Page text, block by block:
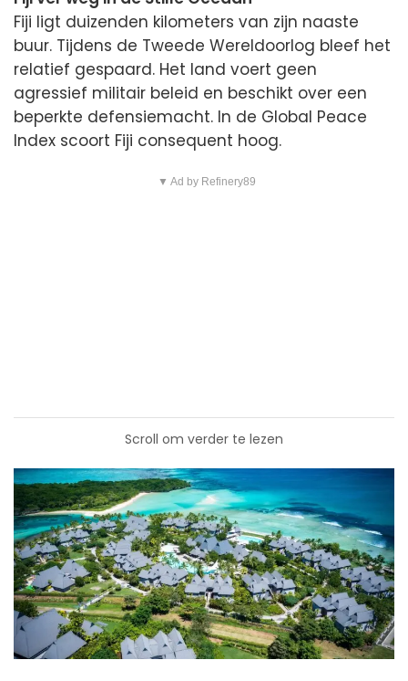
Fiji ligt duizenden kilometers van zijn naaste
buur. Tijdens de Tweede Wereldoorlog bleef het
relatief gespaard. Het land voert geen
agressief militair beleid en beschikt over een
beperkte defensiemacht. In de Global Peace
Index scoort Fiji consequent hoog.
▼ Ad by Refinery89
Scroll om verder te lezen